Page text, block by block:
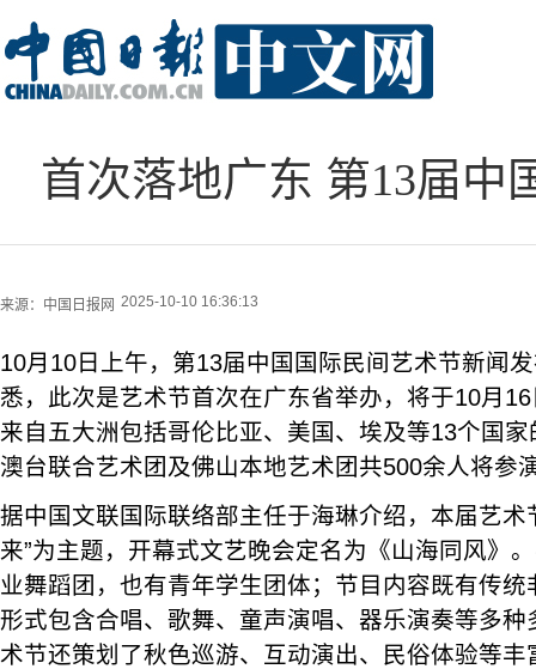
首次落地广东 第13届中
来源： 中国日报网 2025-10-10 16:36:13
10月10日上午，第13届中国国际民间艺术节新闻
悉，此次是艺术节首次在广东省举办，将于10月
来自五大洲包括哥伦比亚、美国、埃及等13个国
澳台联合艺术团及佛山本地艺术团共500余人将参
据中国文联国际联络部主任于海琳介绍，本届艺术
来”为主题，开幕式文艺晚会定名为《山海同风》
业舞蹈团，也有青年学生团体；节目内容既有传
形式包含合唱、歌舞、童声演唱、器乐演奏等多
术节还策划了秋色巡游、互动演出、民俗体验等